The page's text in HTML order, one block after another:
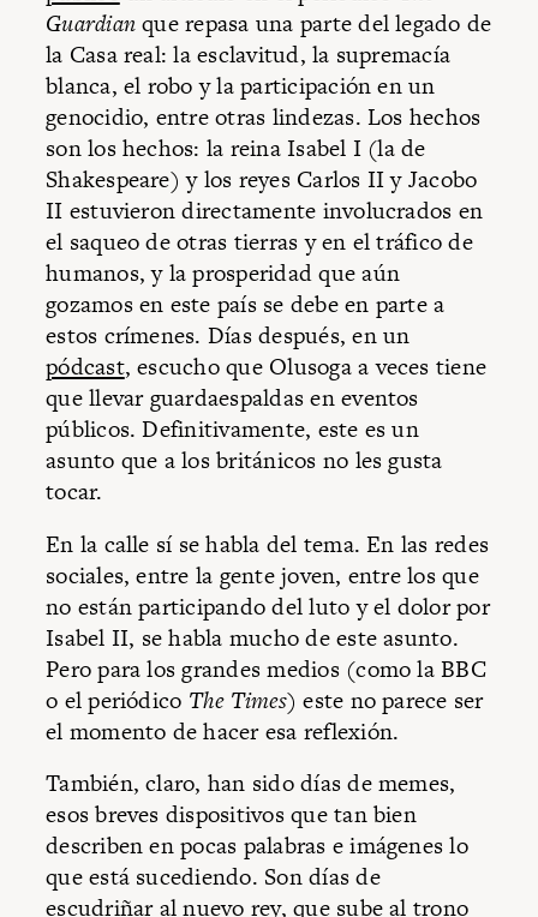
Guardianque repasa una parte del legado de
la Casa real: la esclavitud, la supremacía
blanca, el robo y la participación en un
genocidio, entre otras lindezas. Los hechos
son los hechos: la reina Isabel I (la de
Shakespeare) y los reyes Carlos II y Jacobo
II estuvieron directamente involucrados en
el saqueo de otras tierras y en el tráfico de
humanos, y la prosperidad que aún
gozamos en este país se debe en parte a
estos crímenes. Días después, en un
pódcast, escucho que Olusoga a veces tiene
que llevar guardaespaldas en eventos
públicos. Definitivamente, este es un
asunto que a los británicos no les gusta
tocar.
En la calle sí se habla del tema. En las redes
sociales, entre la gente joven, entre los que
no están participando del luto y el dolor por
Isabel II, se habla mucho de este asunto.
Pero para los grandes medios (como la BBC
o el periódico The Times) este no parece ser
el momento de hacer esa reflexión.
También, claro, han sido días de memes,
esos breves dispositivos que tan bien
describen en pocas palabras e imágenes lo
que está sucediendo. Son días de
escudriñar al nuevo rey, que sube al trono